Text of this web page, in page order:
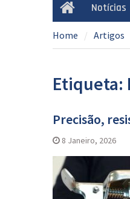
HomeNotícias
Home Artigos
Etiqueta:
Precisão,
8 Janeiro, 2026